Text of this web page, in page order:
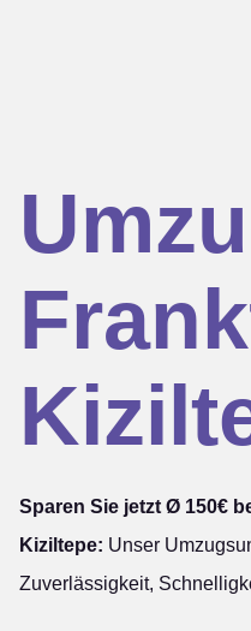
Sparen Sie jetzt Ø 150€
Kiziltepe: Unser
Zuverlässigkeit,